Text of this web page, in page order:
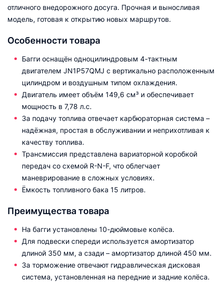
отличного внедорожного досуга. Прочная и выносливая
модель, готовая к открытию новых маршрутов.
Особенности товара
Багги оснащён одноцилиндровым 4-тактным
двигателем JN1P57QMJ с вертикально расположенным
цилиндром и воздушным типом охлаждения.
Двигатель имеет объём 149,6 см³ и обеспечивает
мощность в 7,78 л.с.
За подачу топлива отвечает карбюраторная система –
надёжная, простая в обслуживании и неприхотливая к
качеству топлива.
Трансмиссия представлена вариаторной коробкой
передач со схемой R-N-F, что облегчает
маневрирование в сложных условиях.
Ёмкость топливного бака 15 литров.
Преимущества товара
На багги установлены 10-дюймовые колёса.
Для подвески спереди используется амортизатор
длиной 350 мм, а сзади – амортизатор длиной 450 мм.
За торможение отвечают гидравлическая дисковая
система, установленная на передние и задние колёса.